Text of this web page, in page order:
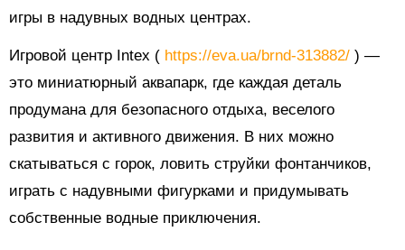
игры в надувных водных центрах.
Игровой центр Intex ( https://eva.ua/brnd-313882/ ) —
это миниатюрный аквапарк, где каждая деталь
продумана для безопасного отдыха, веселого
развития и активного движения. В них можно
скатываться с горок, ловить струйки фонтанчиков,
играть с надувными фигурками и придумывать
собственные водные приключения.